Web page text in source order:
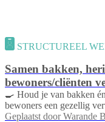
STRUCTUREEL
Samen bakken,
bewoners/cliënten
🍳 Houd je van bakken
bewoners een gezellig
Geplaatst door Warande